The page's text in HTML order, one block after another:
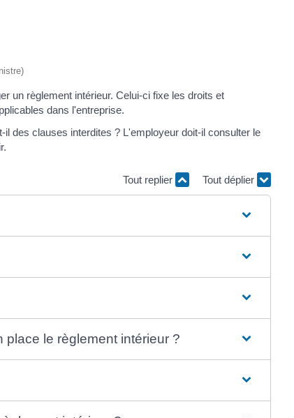
un règlement intérieur. Celui-ci fixe les droits et
dans l'entreprise.
des clauses interdites ? L'employeur doit-il consulter le
Tout replier Tout déplier
le règlement intérieur ?